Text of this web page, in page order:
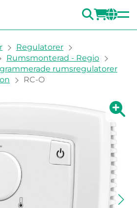
SÖK
Regulatorer
Rumsmonterad - Regio
rumsregulatorer
RC-O
Visa